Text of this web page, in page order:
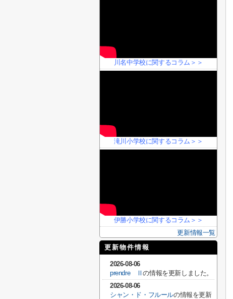
川名中学校に関するコラム＞＞
滝川小学校に関するコラム＞＞
伊勝小学校に関するコラム＞＞
更新情報一覧
更新物件情報
2026-08-06
prendre Ⅱの情報を更新しました。
2026-08-06
シャン・ド・フルールの情報を更新